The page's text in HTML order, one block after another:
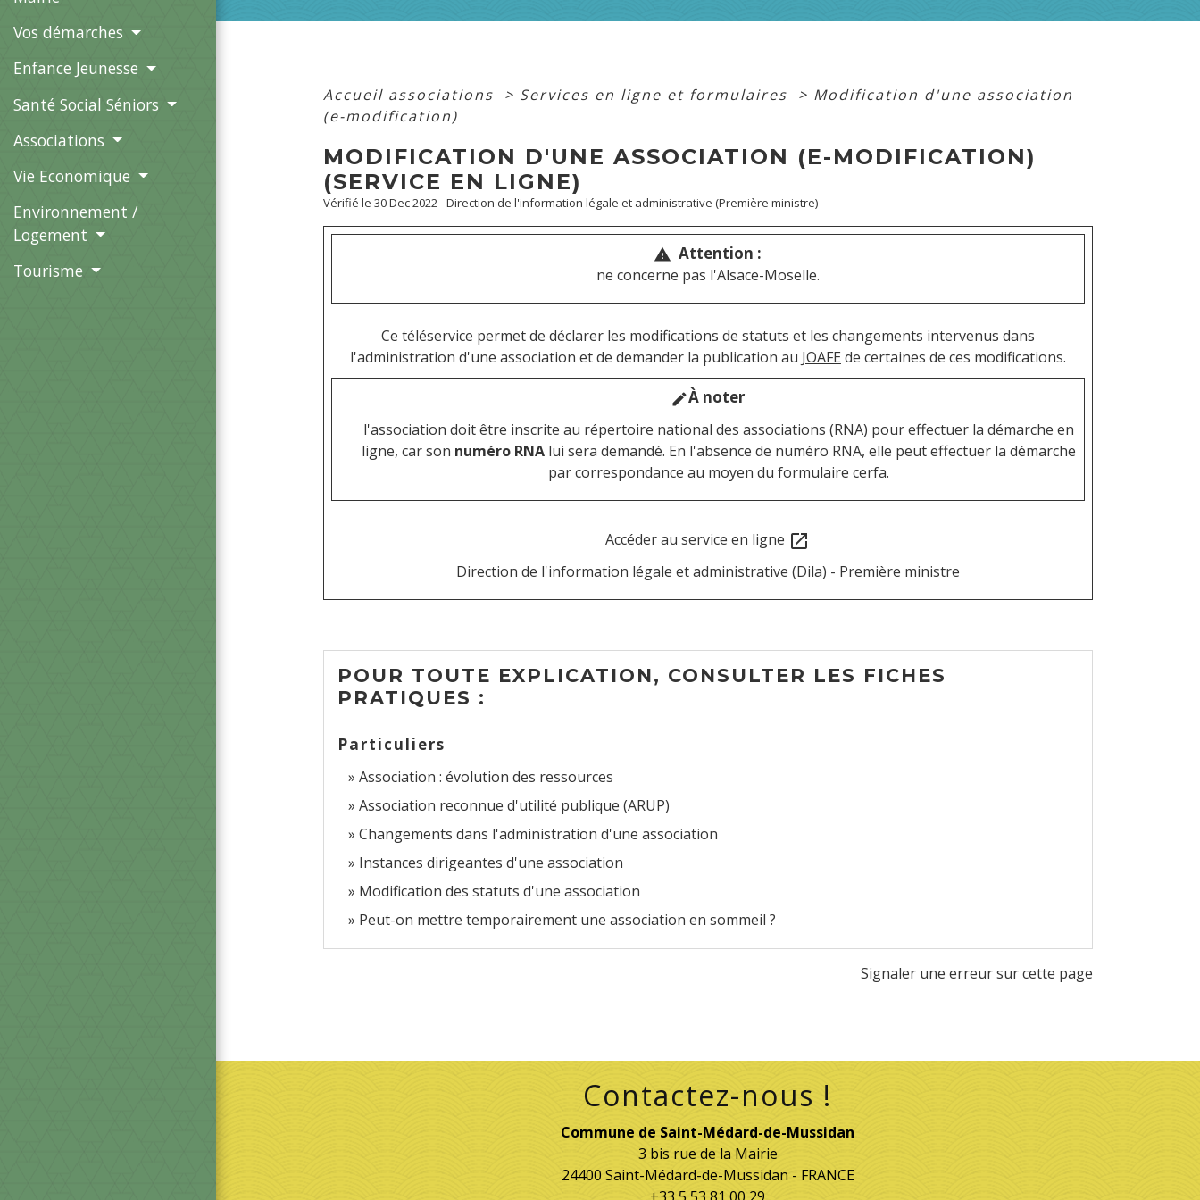
Vos démarches
Enfance Jeunesse
Santé Social Séniors
Associations
Vie Economique
Environnement /
Logement
Tourisme
Accueil associations > Services en ligne et formulaires > Modification d'une association
(e-modification)
MODIFICATION D'UNE ASSOCIATION (E-MODIFICATION)
(SERVICE EN LIGNE)
Vérifié le 30 Dec 2022 - Direction de l'information légale et administrative (Première ministre)
warning Attention :
ne concerne pas l'Alsace-Moselle.
Ce téléservice permet de déclarer les modifications de statuts et les changements intervenus dans
l'administration d'une association et de demander la publication au JOAFE de certaines de ces modifications.
editÀ noter
l'association doit être inscrite au répertoire national des associations (RNA) pour effectuer la démarche en
ligne, car son numéro RNAlui sera demandé. En l'absence de numéro RNA, elle peut effectuer la démarche
par correspondance au moyen du formulaire cerfa.
Accéder au service en ligne open_in_new
Direction de l'information légale et administrative (Dila) - Première ministre
POUR TOUTE EXPLICATION, CONSULTER LES FICHES
PRATIQUES :
Particuliers
Association : évolution des ressources
Association reconnue d'utilité publique (ARUP)
Changements dans l'administration d'une association
Instances dirigeantes d'une association
Modification des statuts d'une association
Peut-on mettre temporairement une association en sommeil ?
Signaler une erreur sur cette page
Contactez-nous !
Commune de Saint-Médard-de-Mussidan
3 bis rue de la Mairie
24400 Saint-Médard-de-Mussidan - FRANCE